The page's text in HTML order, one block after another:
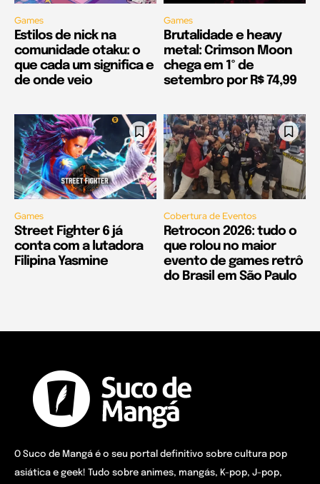
Games
Estilos de nick na
comunidade otaku: o
que cada um significa e
de onde veio
Games
Brutalidade e heavy
metal: Crimson Moon
chega em 1º de
setembro por R$ 74,99
Games
Street Fighter 6 já
conta com a lutadora
Filipina Yasmine
Cobertura de Eventos
Retrocon 2026: tudo o
que rolou no maior
evento de games retrô
do Brasil em São Paulo
O Suco de Mangá é o seu portal definitivo sobre cultura pop
asiática e geek! Tudo sobre animes, mangás, K-pop, J-pop,